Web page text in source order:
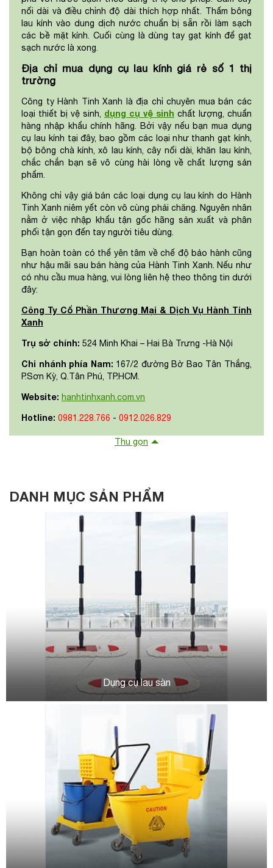
nối dài và điều chỉnh độ dài thích hợp nhất. Thấm bông
lau kính vào dung dịch nước chuẩn bị sẵn rồi làm sạch
các bề mặt kính. Cuối cùng là dùng tay gạt kính để gạt
sạch nước là xong.
Địa chỉ mua dụng cụ lau kính giá rẻ số 1 thị
trường
Công ty Hành Tinh Xanh là địa chỉ chuyên mua bán các
loại thiết bị vệ sinh, dụng cụ vệ sinh chất lượng, chuẩn
hàng nhập khẩu chính hãng. Bởi vậy nếu bạn mua dụng
cụ lau kính tại đây, bao gồm các loại như thanh gạt kính,
bộ bông chà kính, xô lau kính, cây nối dài, khăn lau kính,
chắc chắn bạn sẽ vô cùng hài lòng về chất lượng sản
phẩm.
Không chỉ vậy giá bán các loại dụng cụ lau kính do Hành
Tinh Xanh niêm yết còn vô cùng phải chăng. Nguyên nhân
nằm ở việc nhập khẩu tận gốc hãng sản xuất và phân
phối tận gọn đến tay người tiêu dùng.
Bạn hoàn toàn có thể yên tâm về chế độ bảo hành cũng
như hậu mãi sau bán hàng của Hành Tinh Xanh. Nếu như
có nhu cầu mua hàng, vui lòng liên hệ theo thông tin dưới
đây:
Công Ty Cổ Phần Thương Mại & Dịch Vụ Hành Tinh
Xanh
Trụ sở chính: 524 Minh Khai – Hai Bà Trưng -Hà Nội
Chi nhánh phía Nam: 167/2 đường Bờ Bao Tân Thắng,
P.Sơn Kỳ, Q.Tân Phú, TP.HCM.
Website: hanhtinhxanh.com.vn
Hotline: 0981.228.766 - 0912.026.829
Thu gọn
DANH MỤC SẢN PHẨM
Dụng cụ lau sàn